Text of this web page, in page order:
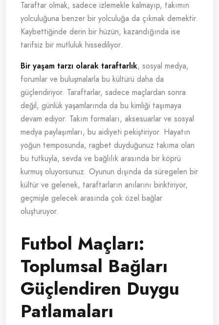
Taraftar olmak, sadece izlemekle kalmayıp, takımın
yolculuğuna benzer bir yolculuğa da çıkmak demektir.
Kaybettiğinde derin bir hüzün, kazandığında ise
tarifsiz bir mutluluk hissediliyor.
Bir yaşam tarzı olarak taraftarlık, sosyal medya,
forumlar ve buluşmalarla bu kültürü daha da
güçlendiriyor. Taraftarlar, sadece maçlardan sonra
değil, günlük yaşamlarında da bu kimliği taşımaya
devam ediyor. Takım formaları, aksesuarlar ve sosyal
medya paylaşımları, bu aidiyeti pekiştiriyor. Hayatın
yoğun temposunda, ragbet duyduğunuz takıma olan
bu tutkuyla, sevda ve bağlılık arasında bir köprü
kurmuş oluyorsunuz. Oyunun dışında da süregelen bir
kültür ve gelenek, taraftarların anılarını biriktiriyor,
geçmişle gelecek arasında çok özel bağlar
oluşturuyor.
Futbol Maçları:
Toplumsal Bağları
Güçlendiren Duygu
Patlamaları